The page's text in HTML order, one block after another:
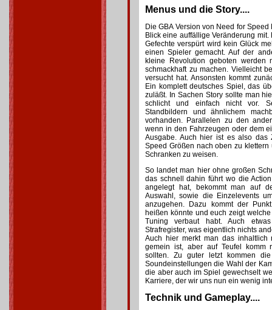
Menus und die Story....
Die GBA Version von Need for
Blick eine auffällige Veränderung
Gefechte verspürt wird kein Glück
einen Spieler gemacht. Auf der
kleine Revolution geboten werden
schmackhaft zu machen. Vielleicht
versucht hat. Ansonsten kommt
Ein komplett deutsches Spiel, das
zuläßt. In Sachen Story sollte man
schlicht und einfach nicht vor.
Standbildern und ähnlichem
vorhanden. Parallelen zu den
wenn in den Fahrzeugen oder dem
Ausgabe. Auch hier ist es also das
Speed Größen nach oben zu
Schranken zu weisen.
So landet man hier ohne großen
das schnell dahin führt wo die
angelegt hat, bekommt man auf
Auswahl, sowie die Einzelevents
anzugehen. Dazu kommt der
heißen könnte und euch zeigt
Tuning verbaut habt. Auch
Strafregister, was eigentlich nichts
Auch hier merkt man das inhaltlich
gemein ist, aber auf Teufel komm
sollten. Zu guter letzt kommen
Soundeinstellungen die Wahl der
die aber auch im Spiel gewechselt
Karriere, der wir uns nun ein wenig
Technik und Gameplay....